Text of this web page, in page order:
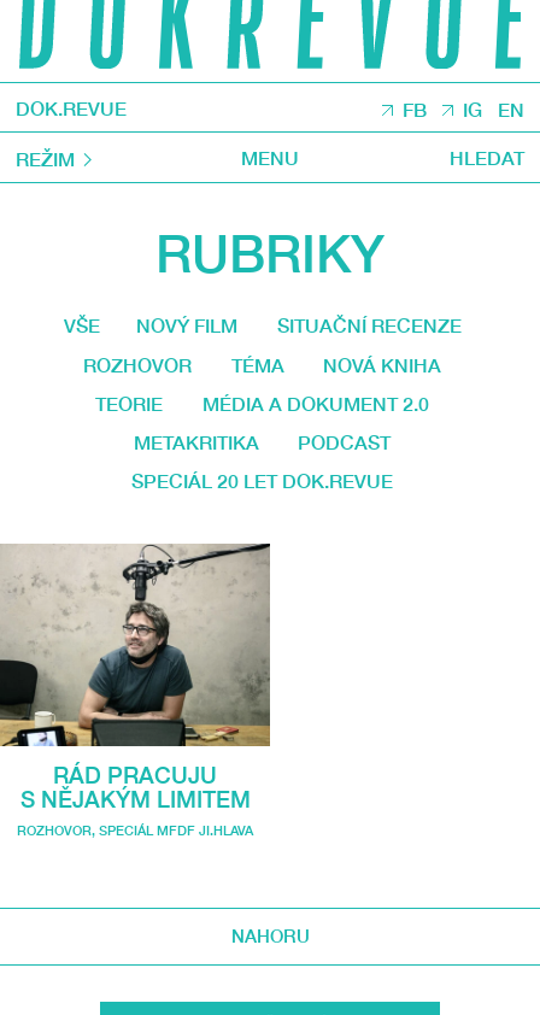
DOK.REVUE FB IG EN
REŽIM MENU HLEDAT
RUBRIKY
VŠE NOVÝ FILM
SITUAČNÍ RECENZE
ROZHOVOR
TÉMA
NOVÁ KNIHA
TEORIE
MÉDIA A DOKUMENT 2.0
METAKRITIKA
PODCAST
SPECIÁL 20 LET DOK.REVUE
RÁD PRACUJU
S NĚJAKÝM LIMITEM
ROZHOVOR, SPECIÁL MFDF JI.HLAVA
NAHORU